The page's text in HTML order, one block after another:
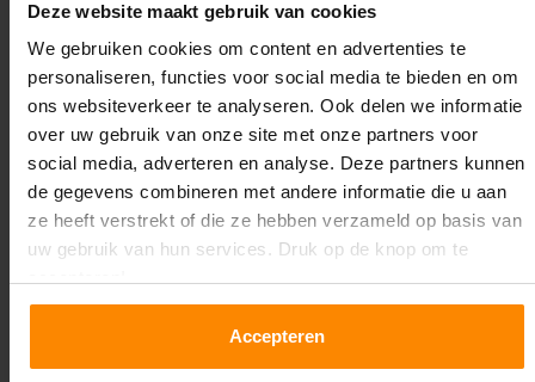
Deze website maakt gebruik van cookies
We gebruiken cookies om content en advertenties te
personaliseren, functies voor social media te bieden en om
ons websiteverkeer te analyseren. Ook delen we informatie
over uw gebruik van onze site met onze partners voor
social media, adverteren en analyse. Deze partners kunnen
de gegevens combineren met andere informatie die u aan
ze heeft verstrekt of die ze hebben verzameld op basis van
uw gebruik van hun services. Druk op de knop om te
Accepteren
Montage uitbesteden?
Laat ons het doen!